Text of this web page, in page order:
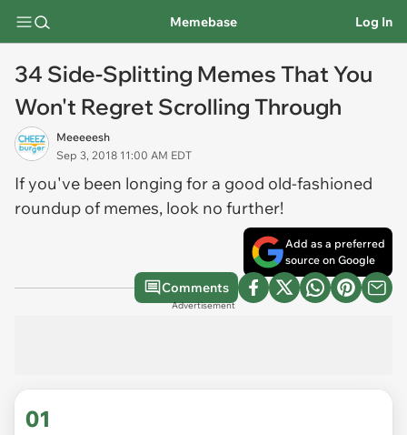
Memebase Log In
34 Side-Splitting Memes That You
Won't Regret Scrolling Through
Meeeeesh
Sep 3, 2018 11:00 AM EDT
If you've been longing for a good old-fashioned
roundup of memes, look no further!
Add as a preferred
source on Google
Comments
Advertisement
01